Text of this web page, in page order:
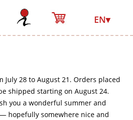
EN▾
July 28 to August 21. Orders placed
shipped starting on August 24.
you a wonderful summer and
hopefully somewhere nice and